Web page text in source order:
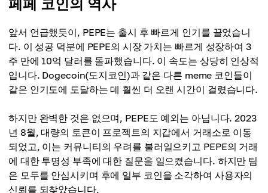
앞서 언급했듯이, PEPE는 출시 후 빠르게 인기를 끌었습니
다. 이 성공 덕분에 PEPE의 시장 가치는 빠르게 성장하여 3
주 만에 10억 달러를 돌파했습니다. 이 속도는 상당히 인상적
입니다. Dogecoin(도지코인)과 같은 다른 meme 코인들이
같은 인기도에 도달하는 데 훨씬 더 오랜 시간이 걸렸습니다.
하지만 완벽한 것은 없으며, PEPE도 예외는 아닙니다. 2023
년 8월, 대량의 토큰이 프로젝트의 지갑에서 거래소로 이동
되었고, 이는 커뮤니티의 우려를 불러일으키고 PEPE의 거래
에 대한 투명성 부족에 대한 질문을 일으켰습니다. 하지만 팀
은 모두를 안심시키며 후에 일부 코인을 소각하여 사용자의
신뢰를 되찾았습니다.